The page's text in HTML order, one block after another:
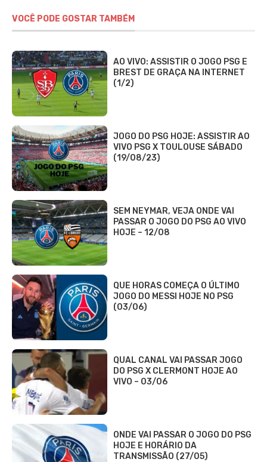
VOCÊ PODE GOSTAR TAMBÉM
AO VIVO: ASSISTIR O JOGO PSG E
BREST DE GRAÇA NA INTERNET
(1/2)
JOGO DO PSG HOJE: ASSISTIR AO
VIVO PSG X TOULOUSE SÁBADO
(19/08/23)
SEM NEYMAR, VEJA ONDE VAI
PASSAR O JOGO DO PSG AO VIVO
HOJE – 12/08
QUE HORAS COMEÇA O ÚLTIMO
JOGO DO MESSI HOJE NO PSG
(03/06)
QUAL CANAL VAI PASSAR JOGO
DO PSG X CLERMONT HOJE AO
VIVO – 03/06
ONDE VAI PASSAR O JOGO DO PSG
HOJE E HORÁRIO DA
TRANSMISSÃO (27/05)